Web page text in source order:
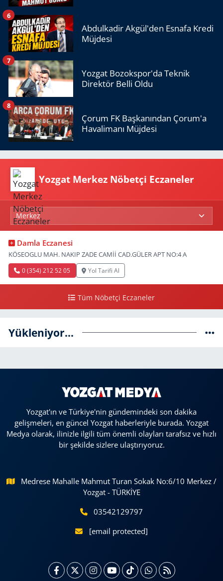
Abdulkadir Akgül'den Esnafa Kredi
Müjdesi
6
Yozgat Bozokspor'da Teknik
Direktör Belli Oldu
7
Çorum FK Başkanından Çorum'a
Havalimanı Müjdesi
8
Yozgat Merkez Nöbetçi Eczaneler
Damla Eczanesi
KÖSEOGLU MAH. NAKIP ZADE CAMİİ CAD.GÜLER APT NO:4 A
0 (354) 212 52 05 Yol Tarifi Al
Tüm Nöbetçi Eczaneler
Yükleniyor...
Yozgat'ın ve Türkiye'nin gündemindeki son dakika
gelişmeleri, en güncel Yozgat haberleriyle burada. Yozgat
Medya olarak, ilinizle ilgili tüm önemli olayları tarafsız ve hızlı
bir şekilde sizlere ulaştırıyoruz.
Medrese Mahalle Mahmut Turan Sokak No:6/10 Merkez /
Yozgat - TÜRKİYE
03542129797
[email protected]